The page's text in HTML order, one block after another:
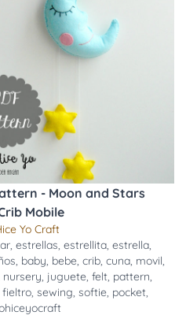
- Moon and Stars
Mobile
Yo Craft
, estrellas, estrellita, estrella,
, baby, bebe, crib, cuna, movil,
nursery, juguete, felt, pattern,
fieltro, sewing, softie, pocket,